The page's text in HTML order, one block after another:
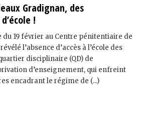
Gradignan, des
!
19 février au Centre pénitentiaire de
l’absence d’accès à l’école des
disciplinaire (QD) de
d’enseignement, qui enfreint
encadrant le régime de (...)